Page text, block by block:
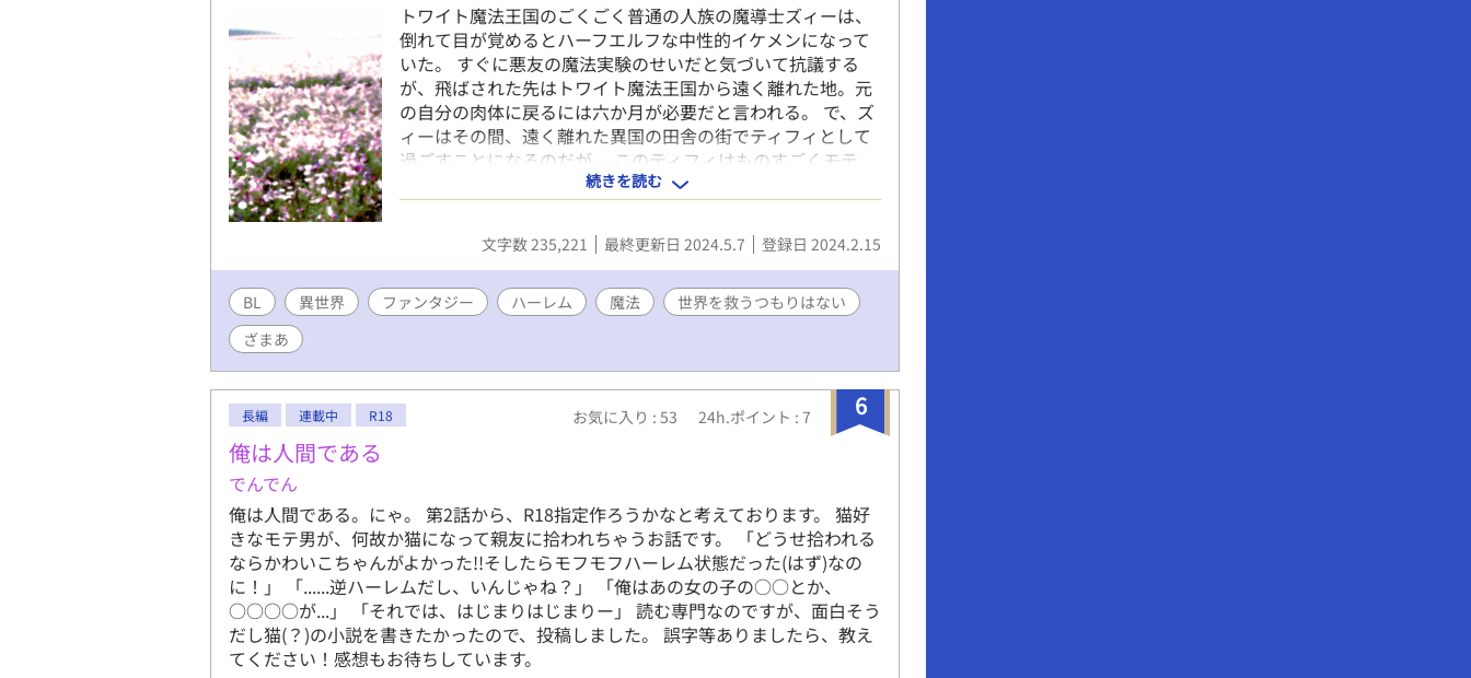
トワイト魔法王国のごくごく普通の人族の魔導士ズィーは、
倒れて目が覚めるとハーフエルフな中性的イケメンになって
いた。 すぐに悪友の魔法実験のせいだと気づいて抗議する
が、飛ばされた先はトワイト魔法王国から遠く離れた地。元
の自分の肉体に戻るには六か月が必要だと言われる。 で、ズ
ィーはその間、遠く離れた異国の田舎の街でティフィとして
過ごすことになるのだが。 このティフィはものすごくモテ
る。 イケメンな男どもに。 どの男がティフィの本命かなんて
わかるわけもない。 ズィーが肉体を本人に返すまで、ティフ
ィの女王様的ハーレム状態を維持することはできるのか。 王
子の地位を捨ててまでティフィを追いかけてきた王子様や、
て、ズィーはハーレムを築くことができるのか。 一時的な夢
が消えるのか、燃え広がるのか。 入れ替わったティフィも、
ズィーの姿で非常に苦労することになる。
続きを読む
文字数 235,221 最終更新日 2024.5.7 登録日 2024.2.15
BL 異世界 ファンタジー ハーレム 魔法
世界を救うつもりはない
ざまあ
6
長編 連載中 R18 お気に入り : 53 24h.ポイント : 7
俺は人間である
でんでん
俺は人間である。にゃ。 第2話から、R18指定作ろうかなと考えております。 猫好
きなモテ男が、何故か猫になって親友に拾われちゃうお話です。 「どうせ拾われる
ならかわいこちゃんがよかった!!そしたらモフモフハーレム状態だった(はず)なの
に！」 「......逆ハーレムだし、いんじゃね？」 「俺はあの女の子の○○とか、
○○○○が...」 「それでは、はじまりはじまりー」 読む専門なのですが、面白そう
だし猫(？)の小説を書きたかったので、投稿しました。 誤字等ありましたら、教え
てください！感想もお待ちしています。